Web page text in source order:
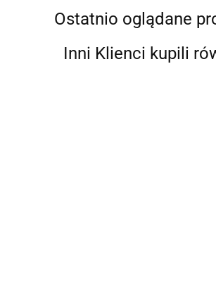
Ostatnio oglądane
Inni Klienci kupili